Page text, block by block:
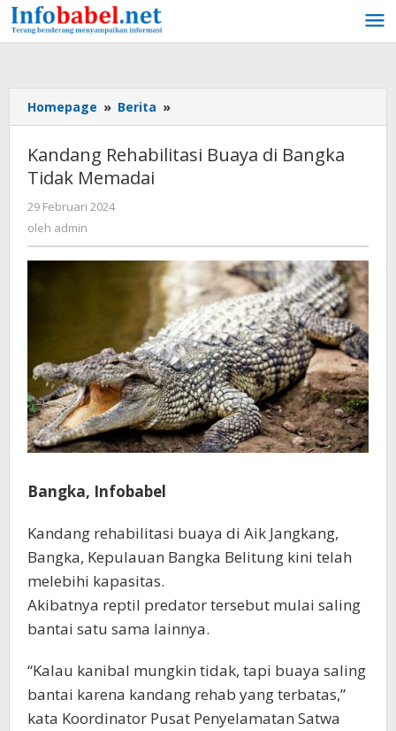
Lewati
ke
konten
Homepage » Berita »
Rehabilitasi
di
Kandang Rehabilitasi Buaya di Bangka
Tidak Memadai
29 Februari 2024
oleh admin
Bangka, Infobabel
Kandang rehabilitasi buaya di Aik Jangkang,
Bangka, Kepulauan Bangka Belitung kini telah
melebihi kapasitas.
Akibatnya reptil predator tersebut mulai saling
bantai satu sama lainnya.
“Kalau kanibal mungkin tidak, tapi buaya saling
bantai karena kandang rehab yang terbatas,”
kata Koordinator Pusat Penyelamatan Satwa